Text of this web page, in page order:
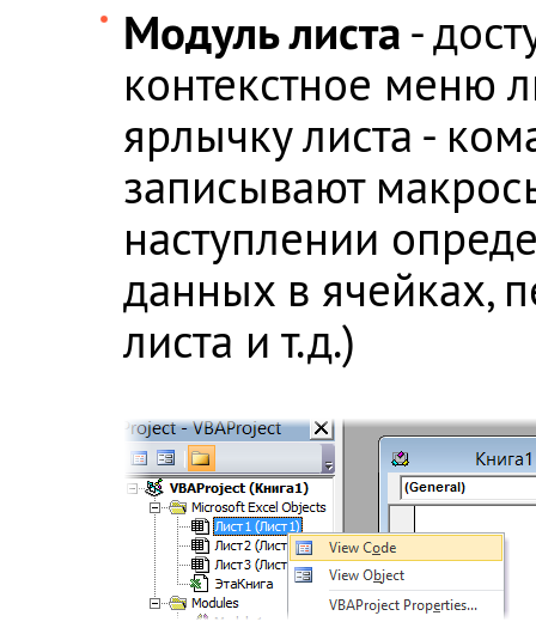
Модуль листа -
контекстное меню
ярлычку листа -
записывают
наступлении
данных в ячейках,
листа и т.д.)